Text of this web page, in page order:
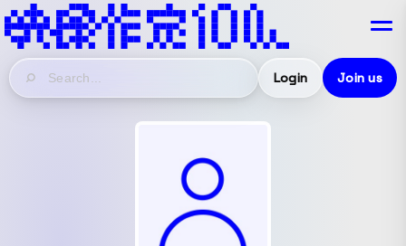
Login Join us